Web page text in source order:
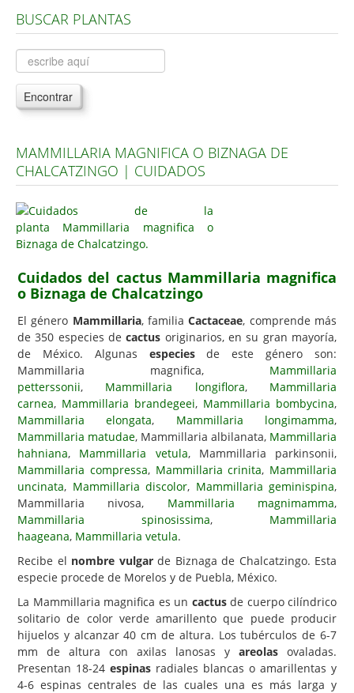
Árboles, Cicas y Palmeras de la G a la Z
Plantas Anuales y Perennes
Plantas Bulbosas y Acuáticas
Plantas de Interior
Plantas Aromáticas y de Huerto
Plantas Carnívoras y Orquídeas
Consejos
Hemisferio Norte
Hemisferio Sur
Enfermedades
Animales
Hongos
Carencias
Fotos
Flores y Plantas
Árboles y Palmeras
Arbustos y Trepadoras
Cactus y Suculentas
BUSCAR PLANTAS
Encontrar
MAMMILLARIA MAGNIFICA O BIZNAGA DE
CHALCATZINGO | CUIDADOS
Cuidados del cactus Mammillaria magnifica
o Biznaga de Chalcatzingo
El género Mammillaria, familiaCactaceae, comprende más
de 350 especies decactus originarios, en su gran mayoría,
de México. Algunas especiesde este género son:
Mammillaria magnifica, Mammillaria
petterssonii, Mammillaria longiflora, Mammillaria
carnea, Mammillaria brandegeei, Mammillaria bombycina,
Mammillaria elongata, Mammillaria longimamma,
Mammillaria matudae, Mammillaria albilanata, Mammillaria
hahniana, Mammillaria vetula, Mammillaria parkinsonii,
Mammillaria compressa, Mammillaria crinita, Mammillaria
uncinata, Mammillaria discolor, Mammillaria geminispina,
Mammillaria nivosa, Mammillaria magnimamma,
Mammillaria spinosissima, Mammillaria
haageana, Mammillaria vetula.
Recibe el nombre vulgarde Biznaga de Chalcatzingo. Esta
especie procede de Morelos y de Puebla, México.
La Mammillaria magnifica es un cactusde cuerpo cilíndrico
solitario de color verde amarillento que puede producir
hijuelos y alcanzar 40 cm de altura. Los tubérculos de 6-7
mm de altura con axilas lanosas y areolas ovaladas.
Presentan 18-24 espinas radiales blancas o amarillentas y
4-6 espinas centrales de las cuales una es más larga y